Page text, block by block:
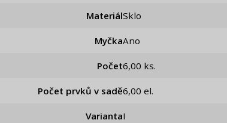
Materiál Sklo
Myčka Ano
Počet 6,00 ks.
Počet prvků v sadě 6,00 el.
VariantaI